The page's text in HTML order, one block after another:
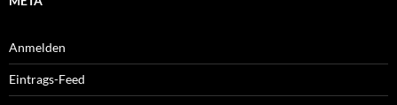
Anmelden
Eintrags-Feed